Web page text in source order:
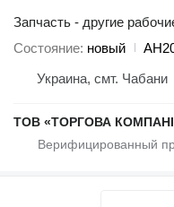
Запчасть - другие
Состояние новый
Украина, смт. Чабани
ТОВ «ТОРГОВА